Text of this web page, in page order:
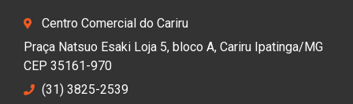
Centro Comercial do Cariru
Praça Natsuo Esaki Loja 5, bloco A, Cariru Ipatinga/MG
CEP 35161-970
(31) 3825-2539